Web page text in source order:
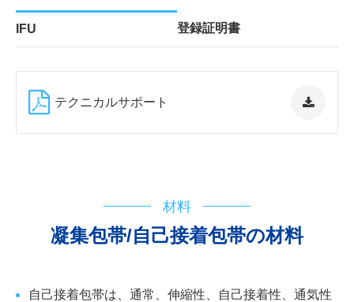
IFU 登録証明書
テクニカルサポート
材料
凝集包帯/自己接着包帯の材料
自己接着包帯は、通常、伸縮性、自己接着性、通気性